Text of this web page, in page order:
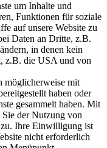
um Inhalte und
Funktionen für soziale
auf unsere Website zu
Daten an Dritte, z.B.
in denen kein
z.B. die USA und von
möglicherweise mit
haben oder
gesammelt haben. Mit
der Nutzung von
Ihre Einwilligung ist
nicht erforderlich